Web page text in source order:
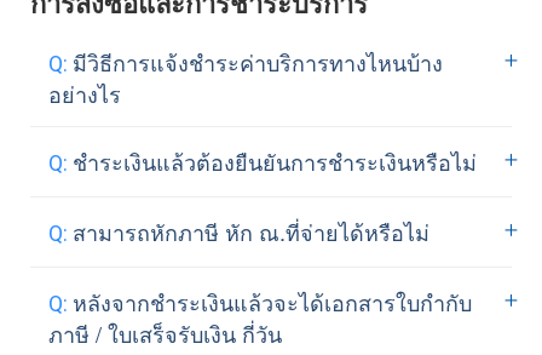
ต้องเป็นคนดำเนินการ Backup และ
Restore เอง แต่ Netway จะพร้อมให้คำ
แนะนำจนกระทั่งการดำเนินการเสร็จสิ้น
รวมถึงยินดีให้คำแนะนำกรณี Website,
ที่แตกต่างกันและสำหรับลูกค้าเดิมหรือ
VPS, Netway มีบริการ Migrate ให้ฟรี โดย
การแก้ไข Error ต่างๆ ที่เกิดจาก
Environment ที่แตกต่างกันจนกระทั้งเสร็จ
ลูกค้าไม่เกิน 10 นาทีหลังชำระค่าบริการ
ทั้งนี้ขึ้นอยู่กับบริการ
Managed Server
Servicesที่ลูกค้าซื้อเพิ่ม ซึ่งจะมีการติดตั้ง
Software สำหรับทำ Hardening และ
Monitor จะถูกส่งมอบหลังชำระค่าบริการ
เรียบร้อยไม่เกิน 6 ชั่วโมง และยังไม่รวมถึง
ระยะเวลา Migration จากระบบอื่นมาที่
Windows VMware
มีวิธีการแจ้งชำระค่าบริการทางไหนบ้าง
อย่างไร
คุณสามารถเลือกชำระค่าบริการได้ 5
วิธี
1. โอนเงินผ่านธนาคาร หรือตู้ ATM ราย
ละเอียดธนาคารที่นี่
Quick Linkชำระเงินผ่านบัตรเครดิต
3. ชำระเงินผ่านเช็คโดยนำเช็คเข้าบัญชี
ชำระเงินแล้วต้องยืนยันการชำระเงินหรือไม่
หลังจากที่ลูกค้าชำระเงินผ่านช่องทางใด
ช่องทางหนึ่งแล้ว รบกวนส่งคำยืนยันการ
หรือ Online :ยืนยันการชำระเงินเพื่อส่ง
คำร้องถึงเจ้าหน้าที่ในการดำเนินการต่อ
สามารถหักภาษี หัก ณ.ที่จ่ายได้หรือไม่
ค่าบริการทุกประเภทของการให้บริการ
ของเรา ถือเป็นค่าบริการ ซึ่งสามารถหัก
หลังจากชำระเงินแล้วจะได้เอกสารใบกำกับ
ภาษี / ใบเสร็จรับเงิน กี่วัน